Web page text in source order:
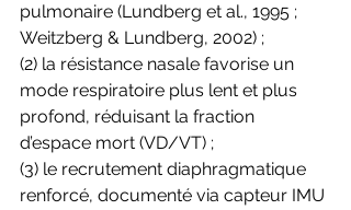
pulmonaire (Lundberg et al., 1995 ;
Weitzberg & Lundberg, 2002) ;
(2) la résistance nasale favorise un
mode respiratoire plus lent et plus
profond, réduisant la fraction
d’espace mort (VD/VT) ;
(3) le recrutement diaphragmatique
renforcé, documenté via capteur IMU